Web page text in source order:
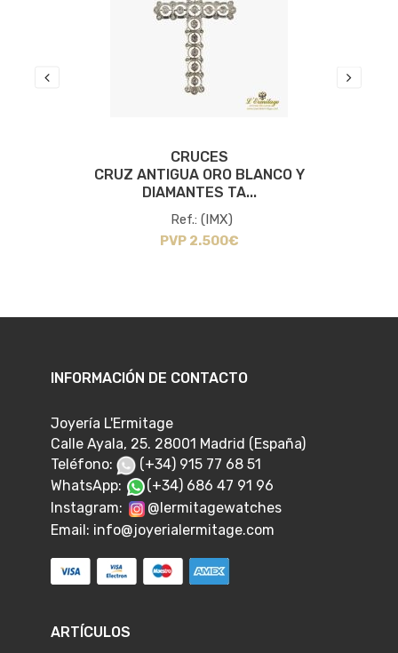
CRUCES
CRUZ ANTIGUA ORO BLANCO Y
DIAMANTES TA...
Ref.: (IMX)
PVP 2.500€
INFORMACIÓN DE CONTACTO
Joyería L'Ermitage
Calle Ayala, 25. 28001 Madrid (España)
Teléfono:
(+34) 915 77 68 51
WhatsApp:
(+34) 686 47 91 96
Instagram:
@lermitagewatches
Email: info@joyerialermitage.com
ARTÍCULOS